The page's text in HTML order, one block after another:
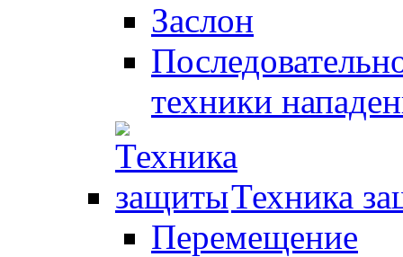
Заслон
техники
Техника
Перемещение